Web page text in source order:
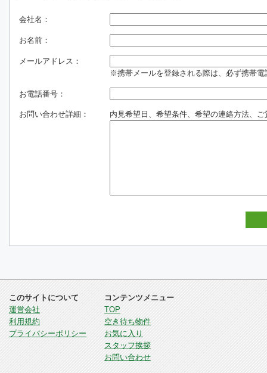
会社名：
お名前：
メールアドレス：
※携帯メールを登録される際は、必ず携帯
お電話番号：
お問い合わせ詳細： 内見希望日、希望条件、希望の連絡方法、ご
このサイトについて
運営会社
利用規約
プライバシーポリシー
コンテンツメニュー
TOP
空き待ち物件
お気に入り
スタッフ挨拶
お問い合わせ